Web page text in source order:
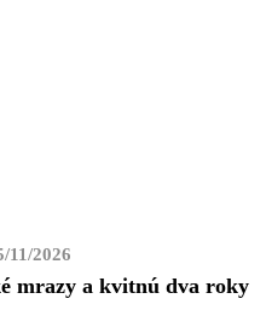
11/2026
mrazy a kvitnú dva roky